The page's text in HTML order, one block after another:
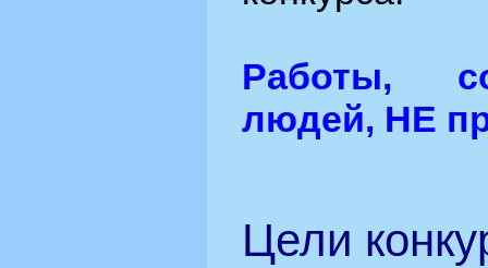
Работы,
людей, НЕ
Цели